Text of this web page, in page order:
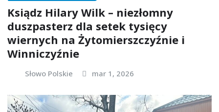
Ksiądz Hilary Wilk – niezłomny
duszpasterz dla setek tysięcy
wiernych na Żytomierszczyźnie i
Winniczyźnie
Słowo Polskie mar 1, 2026